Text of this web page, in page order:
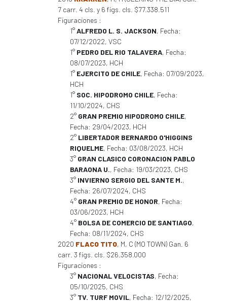
7 carr. 4 cls. y 6 figs. cls. $77.338.511
Figuraciones :
1°ALFREDO L. S. JACKSON, Fecha:
07/12/2022, VSC
1° PEDRO DEL RIO TALAVERA, Fecha:
08/07/2023, HCH
1° EJERCITO DE CHILE, Fecha: 07/09/2023,
HCH
1° SOC. HIPODROMO CHILE, Fecha:
11/10/2024, CHS
2° GRAN PREMIO HIPODROMO CHILE,
Fecha: 29/04/2023, HCH
2° LIBERTADOR BERNARDO O'HIGGINS
RIQUELME, Fecha: 03/08/2023, HCH
3° GRAN CLASICO CORONACION PABLO
BARAONA U., Fecha: 19/03/2023, CHS
3° INVIERNO SERGIO DEL SANTE M.,
Fecha: 26/07/2024, CHS
4° GRAN PREMIO DE HONOR, Fecha:
03/06/2023, HCH
4° BOLSA DE COMERCIO DE SANTIAGO,
Fecha: 08/11/2024, CHS
2020 FLACO TITO, M, C (MO TOWN) Gan. 6
carr. 3 figs. cls. $26.358.000
Figuraciones :
3° NACIONAL VELOCISTAS, Fecha:
05/10/2025, CHS
3° TV. TURF MOVIL, Fecha: 12/12/2025,